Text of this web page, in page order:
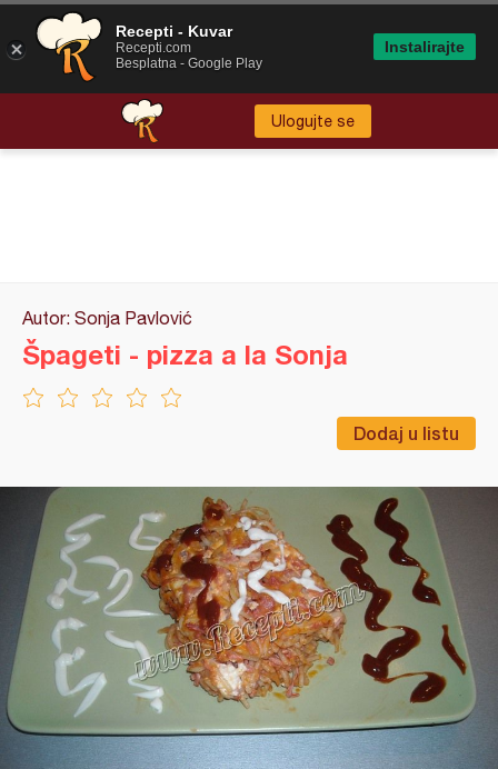
Ulogujte se
Autor: Sonja Pavlović
Dodaj u listu
Špageti - pizza a la Sonja
Recepti - Kuvar
Recepti.com
Besplatna - Google Play
Instalirajte